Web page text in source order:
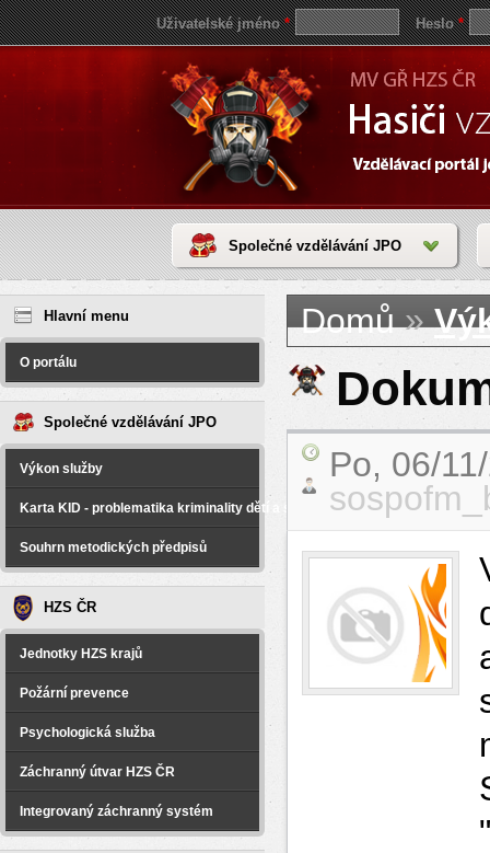
Uživatelské jméno* Heslo*
Společné vzdělávání JPO
Hlavní menu
O portálu
Společné vzdělávání JPO
Výkon služby
Karta KID - problematika kriminality dětí a spáchané na dětech
Souhrn metodických předpisů
HZS ČR
Jednotky HZS krajů
Požární prevence
Psychologická služba
Záchranný útvar HZS ČR
Integrovaný záchranný systém
Jste zde
Domů»
Po, 06/
save
reddit
video
coloring
pages
love
horoscope
today